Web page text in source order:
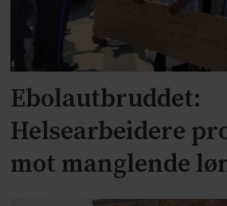
Ebolautbruddet:
Helsearbeidere
mot manglende